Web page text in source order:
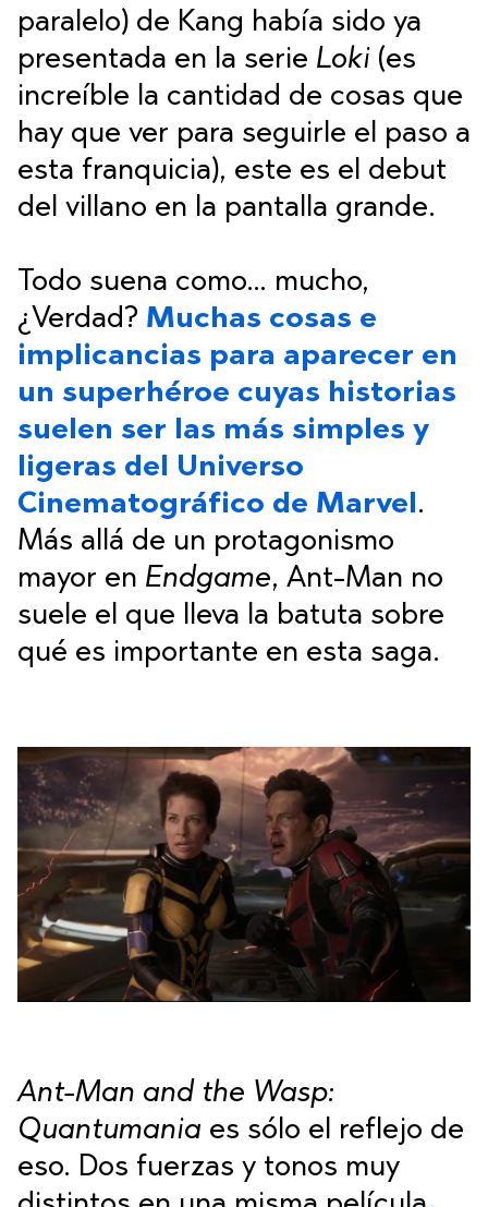
paralelo) de Kang había sido ya
presentada en la serie Loki (es
increíble la cantidad de cosas que
hay que ver para seguirle el paso a
esta franquicia), este es el debut
del villano en la pantalla grande.
Todo suena como… mucho,
¿Verdad? Muchas cosas e
implicancias para aparecer en
un superhéroe cuyas historias
suelen ser las más simples y
ligeras del Universo
Cinematográfico de Marvel.
Más allá de un protagonismo
mayor en Endgame, Ant-Man no
suele el que lleva la batuta sobre
qué es importante en esta saga.
Ant-Man and the Wasp:
Quantumania es sólo el reflejo de
eso. Dos fuerzas y tonos muy